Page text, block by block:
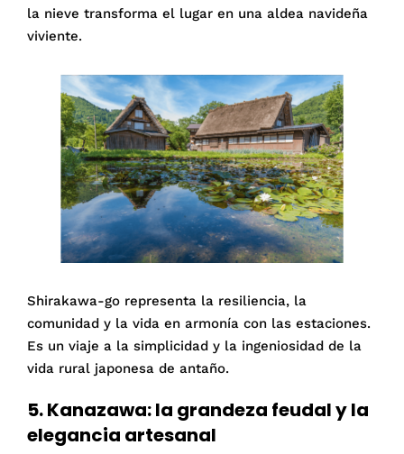
la nieve transforma el lugar en una aldea navideña
viviente.
Shirakawa-go representa la resiliencia, la
comunidad y la vida en armonía con las estaciones.
Es un viaje a la simplicidad y la ingeniosidad de la
vida rural japonesa de antaño.
5. Kanazawa: la grandeza feudal y la
elegancia artesanal